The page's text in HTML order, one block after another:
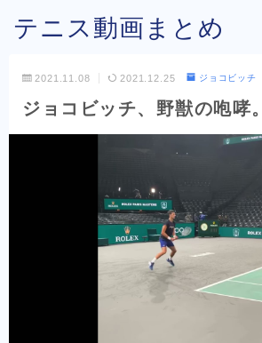
テニス動画まとめ
2021.11.08 2021.12.25 ジョコビッチ
ジョコビッチ、野獣の咆哮。